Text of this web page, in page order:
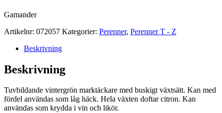
Gamander
Artikelnr: 072057 Kategorier: Perenner, Perenner T - Z
Beskrivning
Beskrivning
Tuvbildande vintergrön marktäckare med buskigt växtsätt. Kan med
fördel användas som låg häck. Hela växten doftar citron. Kan
användas som krydda i vin och likör.